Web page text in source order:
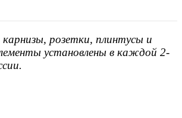
розетки, плинтусы и
установлены в каждой 2-